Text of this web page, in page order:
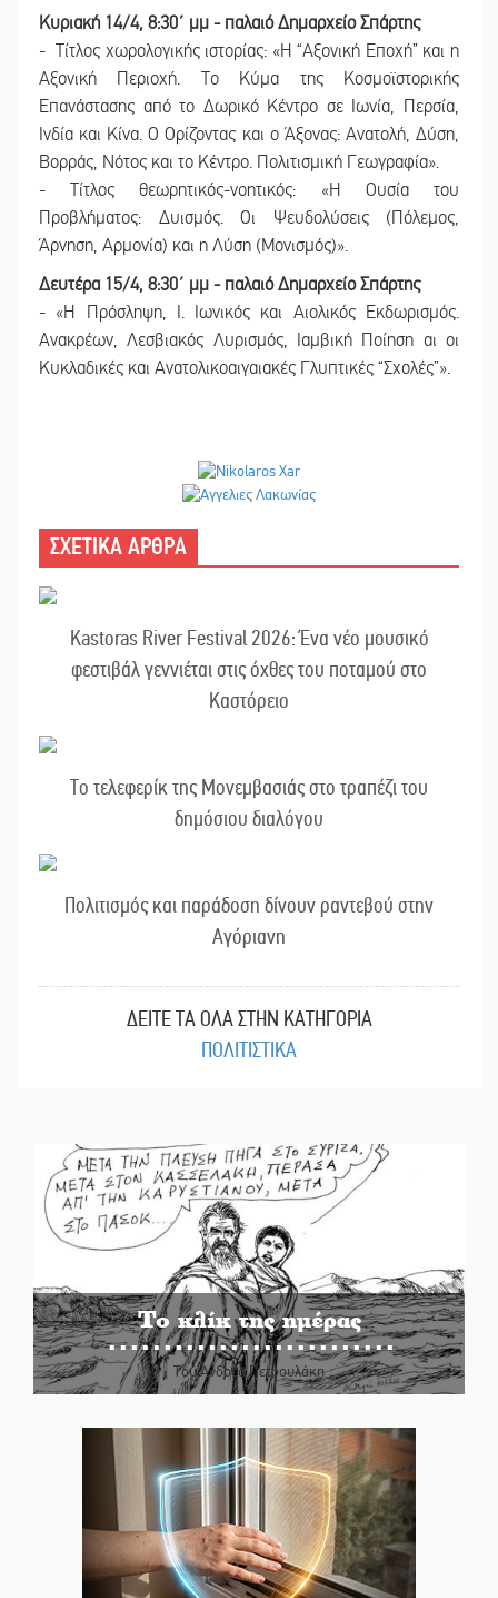
Κυριακή 14/4, 8:30΄ μμ - παλαιό Δημαρχείο Σπάρτης
- Τίτλος χωρολογικής ιστορίας: «Η “Αξονική Εποχή” και η
Αξονική Περιοχή. Το Κύμα της Κοσμοϊστορικής
Επανάστασης από το Δωρικό Κέντρο σε Ιωνία, Περσία,
Ινδία και Κίνα. Ο Ορίζοντας και ο Άξονας: Ανατολή, Δύση,
Βορράς, Νότος και το Κέντρο. Πολιτισμική Γεωγραφία».
- Τίτλος θεωρητικός-νοητικός: «Η Ουσία του
Προβλήματος: Δυισμός. Οι Ψευδολύσεις (Πόλεμος,
Άρνηση, Αρμονία) και η Λύση (Μονισμός)».
Δευτέρα 15/4, 8:30΄ μμ - παλαιό Δημαρχείο Σπάρτης
- «Η Πρόσληψη, Ι. Ιωνικός και Αιολικός Εκδωρισμός.
Ανακρέων, Λεσβιακός Λυρισμός, Ιαμβική Ποίηση αι οι
Κυκλαδικές και Ανατολικοαιγαιακές Γλυπτικές “Σχολές”».
ΣΧΕΤΙΚΑ ΑΡΘΡΑ
Kastoras River Festival 2026: Ένα νέο μουσικό
φεστιβάλ γεννιέται στις όχθες του ποταμού στο
Καστόρειο
Το τελεφερίκ της Μονεμβασιάς στο τραπέζι του
δημόσιου διαλόγου
Πολιτισμός και παράδοση δίνουν ραντεβού στην
Αγόριανη
ΔΕΙΤΕ ΤΑ ΟΛΑ ΣΤΗΝ ΚΑΤΗΓΟΡΙΑ
ΠΟΛΙΤΙΣΤΙΚΑ
Το κλίκ της ημέρας
Του Ανδρέα Πετρουλάκη